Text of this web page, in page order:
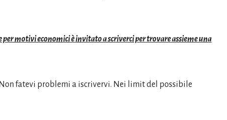
per motivi economici è invitato a scriverci per trovare assieme una
fatevi problemi a iscrivervi. Nei limit del possibile